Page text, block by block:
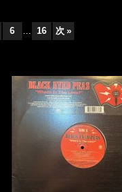
6 ... 16 次 »